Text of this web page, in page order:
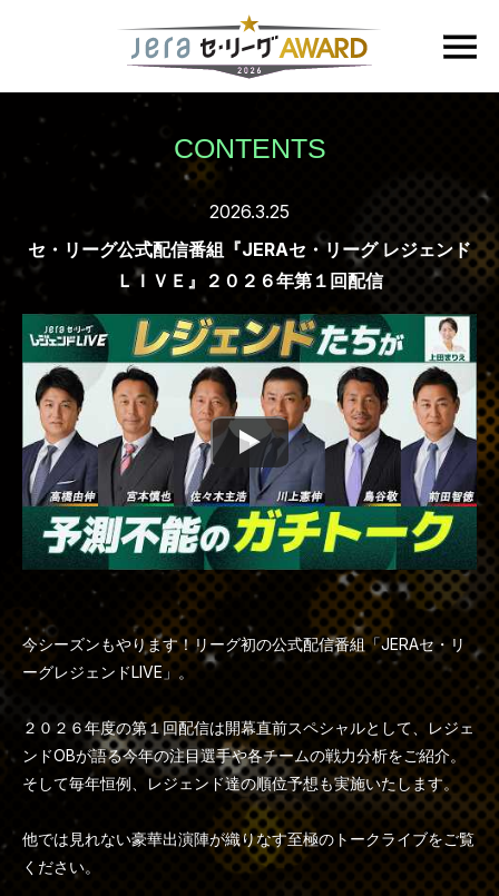
CONTENTS
2026.3.25
セ・リーグ公式配信番組『JERAセ・リーグ レジェンド
ＬＩＶＥ』２０２６年第１回配信
今シーズンもやります！リーグ初の公式配信番組「JERAセ・リ
ーグレジェンドLIVE」。
２０２６年度の第１回配信は開幕直前スペシャルとして、レジェ
ンドOBが語る今年の注目選手や各チームの戦力分析をご紹介。
そして毎年恒例、レジェンド達の順位予想も実施いたします。
他では見れない豪華出演陣が織りなす至極のトークライブをご覧
ください。